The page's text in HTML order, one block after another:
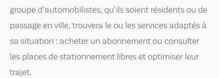
groupe d’automobilistes, qu’ils soient résidents ou de
passage en ville, trouvera le ou les services adaptés à
sa situation : acheter un abonnement ou consulter
les places de stationnement libres et optimiser leur
trajet.